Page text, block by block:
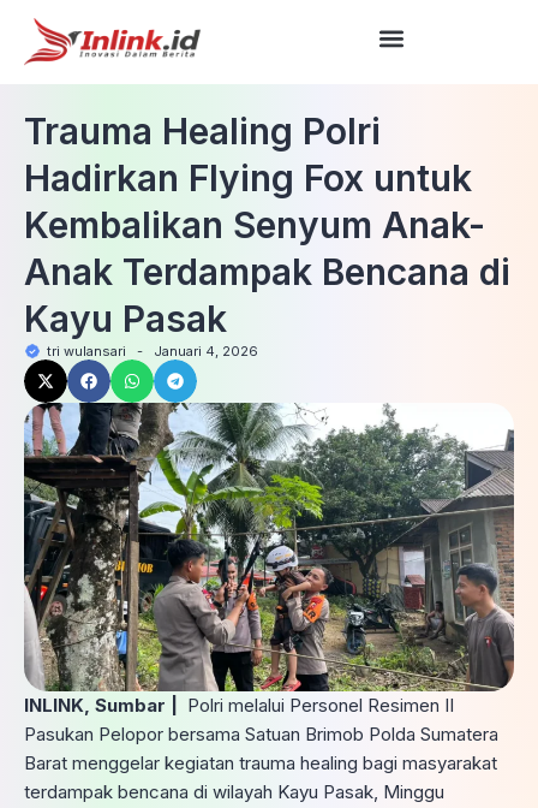
Trauma Healing Polri
Hadirkan Flying Fox untuk
Kembalikan Senyum Anak-
Anak Terdampak Bencana di
Kayu Pasak
tri wulansari - Januari 4, 2026
INLINK, Sumbar |
Polri melalui Personel Resimen II
Pasukan Pelopor bersama Satuan Brimob Polda Sumatera
Barat menggelar kegiatan trauma healing bagi masyarakat
terdampak bencana di wilayah Kayu Pasak, Minggu